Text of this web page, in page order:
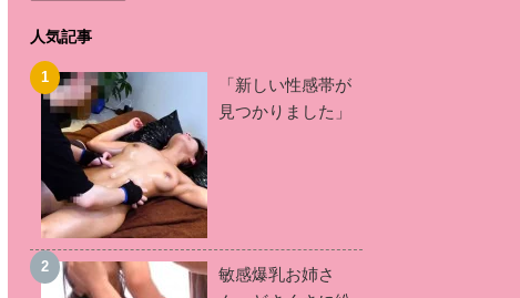
華美月
坂咲みほ(2) 葉山くみこ
(2)
有岡みう(2) 逢見リカ(2)
紺野まこ(2) 花柳杏奈
みなと羽琉(2) 星明日菜
御殿坂くるみ(2)
香水じゅん(2) 今泉樺恩
柊すみれ(2) 水原みその(2)
人気記事
「新しい性感帯が
見つかりました」
敏感爆乳お姉さ